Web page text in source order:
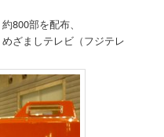
800部を配布、
ざましテレビ（フジテレ